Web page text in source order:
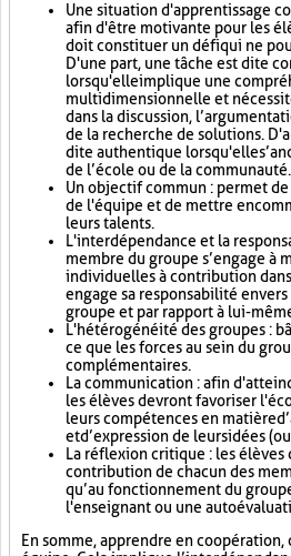
Une situation d'apprentissage
afin d'être motivante pour les
doit constituer un défi qui ne
D'une part, une tâche est dite
lorsqu'elle implique une
multidimensionnelle et
dans la discussion,
de la recherche de solutions.
dite authentique lorsqu'elle
de l’école ou de la communauté.
Un objectif commun : permet
de l'équipe et de mettre en
leurs talents.
L'interdépendance et la
membre du groupe s’engage à
individuelles à contribution
engage sa responsabilité
groupe et par rapport à lui-
L'hétérogénéité des groupes :
ce que les forces au sein du
complémentaires.
La communication : afin
les élèves devront favoriser
leurs compétences en matière
et d’expression de leurs idées
La réflexion critique : les élèves
contribution de chacun des
qu’au fonctionnement du
l'enseignant ou une
En somme, apprendre en